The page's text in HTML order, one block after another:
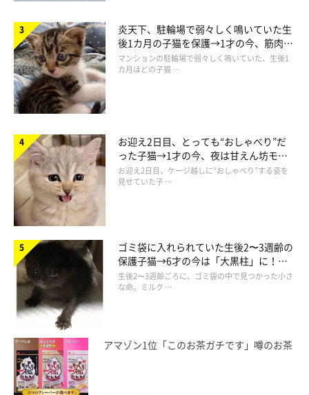
かもしれません（笑）」
小さなダンボール箱に入るシャルくん。「密着具合が安心するのか、小さい
箱のほうが滞在時間は長いです」とのこと。
@chat_rdonnay_ko
狭いところが好きで、小さい箱を見つけたらとりあえず入ろうと
するという、シャルくん。今日も「こんなところに!?」という場
所に入って、飼い主さんのことをドキッとさせているかも？
炎天下、駐輪場で弱々しく鳴いていた生
後1カ月の子猫を保護→1才の今、筋肉質
でツンデレなコに成長
マンションの駐輪場で弱々しく鳴いていた、生後1
カ月ほどの子猫 …
お迎え2日目、とっても“おしゃべり”だ
った子猫→1才の今、夜は甘えん坊モー
ドになるコに成長！
お迎え2日目、ケージ越しに“おしゃべり”する姿を
見せていた子 …
ゴミ袋に入れられていた生後2〜3週齢の
保護子猫→6才の今は「大黒柱」に！
美しい黒猫に成長した姿にグッとくる
生後2〜3週齢ごろに、ゴミ袋の中で見つかった小さ
な命。ミルク …
アマゾン1位「このお茶ガチです」噂のお茶